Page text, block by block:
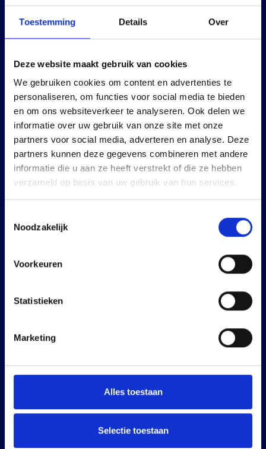
Toestemming Details Over
Deze website maakt gebruik van cookies
We gebruiken cookies om content en advertenties te
personaliseren, om functies voor social media te bieden
en om ons websiteverkeer te analyseren. Ook delen we
informatie over uw gebruik van onze site met onze
partners voor social media, adverteren en analyse. Deze
partners kunnen deze gegevens combineren met andere
informatie die u aan ze heeft verstrekt of die ze hebben
verzameld op basis van uw gebruik van hun services.
Noodzakelijk
Voorkeuren
Statistieken
Marketing
Alles toestaan
Selectie toestaan
Hulp bij bestelbaar maken Amazon/bol.com
Boekenmakers HQ
Pearl Buckplaats 37
3069BZ Rotterdam
Boekenmakers Utrecht
3732 GN De Bilt
Boekenmakers Eindhoven